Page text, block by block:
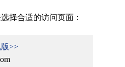
择合适的访问页面：
>>